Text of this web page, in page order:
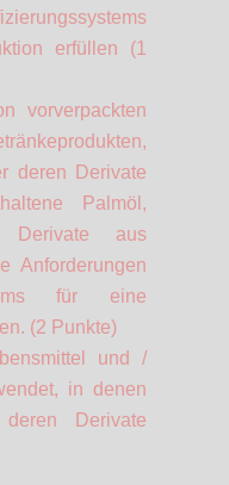
erfüllen (1
vorverpackten
deren Derivate
Palmöl,
aus
Anforderungen
für eine
(2 Punkte)
und /
in denen
Derivate